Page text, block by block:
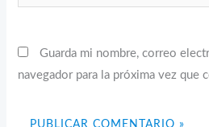
Guarda mi nombre, correo
navegador para la próxima vez que